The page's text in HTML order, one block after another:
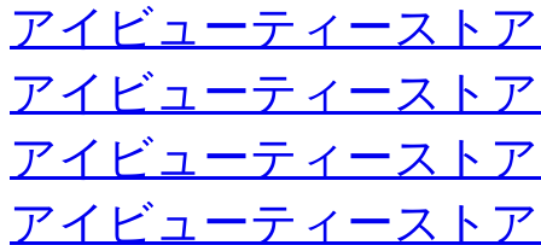
アイビューティースト
アイビューティースト
アイビューティースト
アイビューティースト